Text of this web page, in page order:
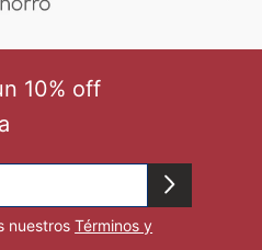
10% off
nuestrosTérminos y